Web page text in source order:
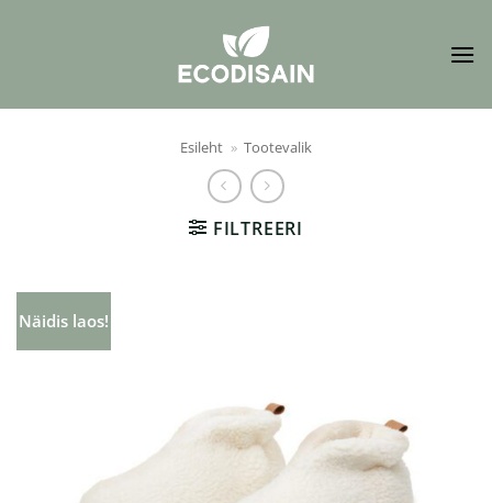
Esileht » Tootevalik
FILTREERI
Näidis laos!